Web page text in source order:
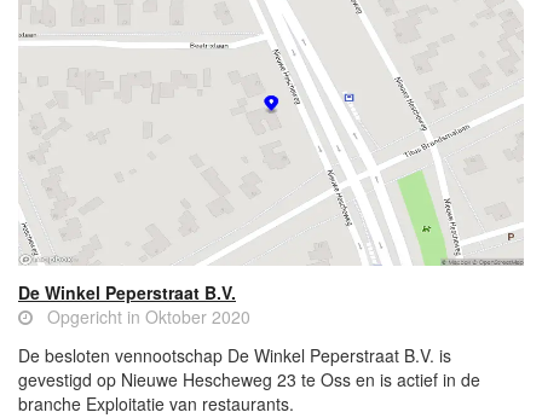
De Winkel Peperstraat B.V.
Opgericht in Oktober 2020
De besloten vennootschap De Winkel Peperstraat B.V. is
gevestigd op Nieuwe Hescheweg 23 te Oss en is actief in de
branche Exploitatie van restaurants.